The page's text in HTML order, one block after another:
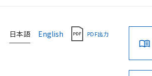
日本語 English PDF出力